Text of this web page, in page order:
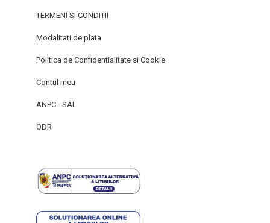
TERMENI SI CONDITII
Modalitati de plata
Politica de Confidentialitate si Cookie
Contul meu
ANPC - SAL
ODR